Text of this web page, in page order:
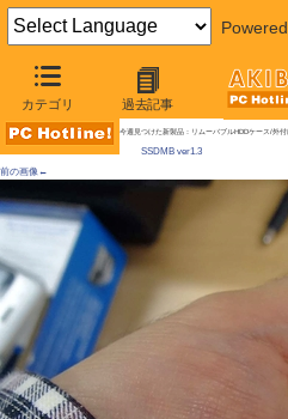
カテゴリ 過去記事
AKIBA PC Hotline!
[拡大画像]mSATA-SSDの外付けケース
今週見つけた新製品：リムーバブルHDDケース/外付
SSDMB ver1.3
前の画像←